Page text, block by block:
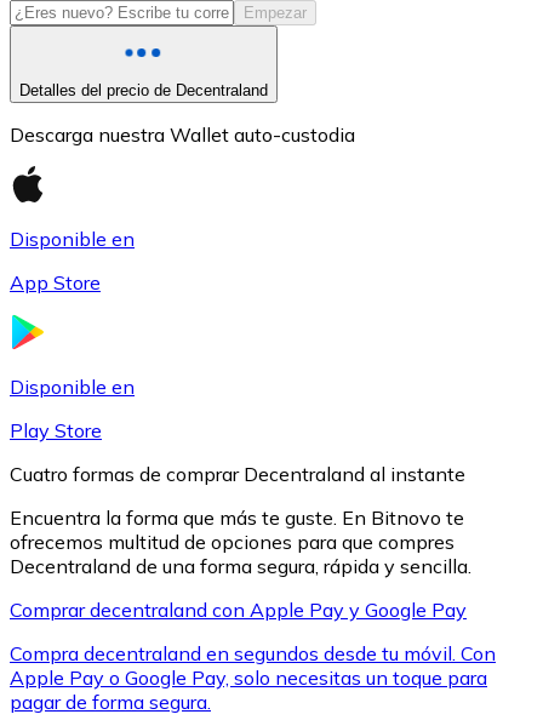
XRP
XRP
Empezar
Detalles del precio de Decentraland
Descarga nuestra Wallet auto-custodia
Disponible en
App Store
Disponible en
Play Store
Cuatro formas de comprar Decentraland al instante
Encuentra la forma que más te guste. En Bitnovo te
ofrecemos multitud de opciones para que compres
Decentraland de una forma segura, rápida y sencilla.
Comprar decentraland con Apple Pay y Google Pay
Compra decentraland en segundos desde tu móvil. Con
Apple Pay o Google Pay, solo necesitas un toque para
pagar de forma segura.